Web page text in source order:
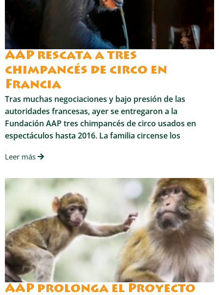
AAP rescata a tres
chimpancés de circo en
Francia
Tras muchas negociaciones y bajo presión de las
autoridades francesas, ayer se entregaron a la
Fundación AAP tres chimpancés de circo usados en
espectáculos hasta 2016. La familia circense los
Leer más
AAP prolonga el Proyecto